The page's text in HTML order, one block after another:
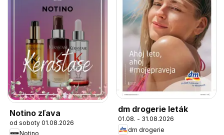
Notino zľava
od soboty 01.08.2026
Notino
dm drogerie leták
01.08. - 31.08.2026
dm drogerie